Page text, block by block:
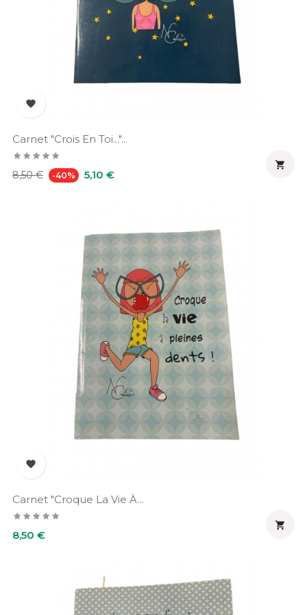

Carnet "crois En Toi..."...
Prix
8,50 € -40% Prix
5,10 €


Carnet "Croque La Vie À...
Prix
8,50 €
